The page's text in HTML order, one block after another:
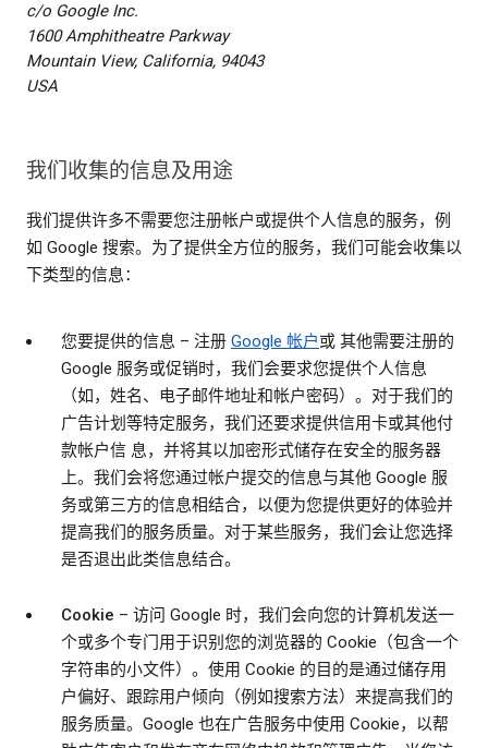
c/o Google Inc.
1600 Amphitheatre Parkway
Mountain View, California, 94043
USA
我们收集的信息及用途
我们提供许多不需要您注册帐户或提供个人信息的服务，例
如 Google 搜索。为了提供全方位的服务，我们可能会收集以
下类型的信息：
您要提供的信息 – 注册 Google 帐户或 其他需要注册的
Google 服务或促销时，我们会要求您提供个人信息
（如，姓名、电子邮件地址和帐户密码）。对于我们的
广告计划等特定服务，我们还要求提供信用卡或其他付
款帐户信 息，并将其以加密形式储存在安全的服务器
上。我们会将您通过帐户提交的信息与其他 Google 服
务或第三方的信息相结合，以便为您提供更好的体验并
提高我们的服务质量。对于某些服务，我们会让您选择
是否退出此类信息结合。
Cookie – 访问 Google 时，我们会向您的计算机发送一
个或多个专门用于识别您的浏览器的 Cookie（包含一个
字符串的小文件）。使用 Cookie 的目的是通过储存用
户偏好、跟踪用户倾向（例如搜索方法）来提高我们的
服务质量。Google 也在广告服务中使用 Cookie，以帮